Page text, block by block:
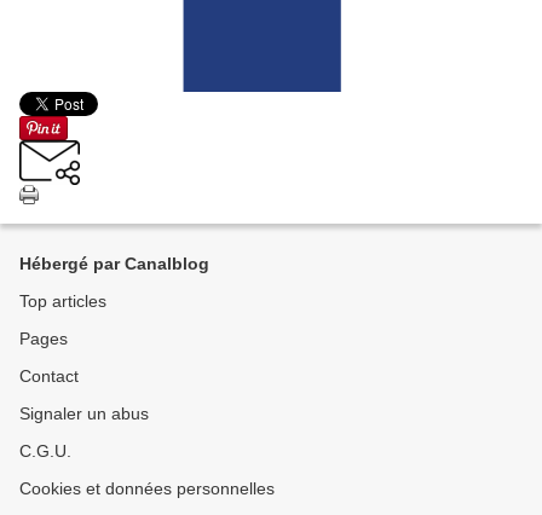
Hébergé par Canalblog
Top articles
Pages
Contact
Signaler un abus
C.G.U.
Cookies et données personnelles